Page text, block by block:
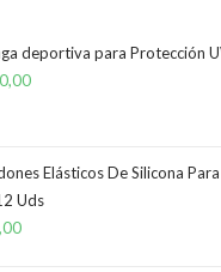
deportiva para Protección
Elásticos De Silicona
Uds